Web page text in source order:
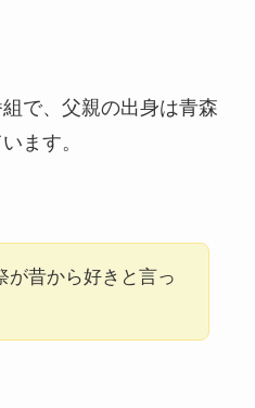
で、父親の出身は青森
ます。
が昔から好きと言っ